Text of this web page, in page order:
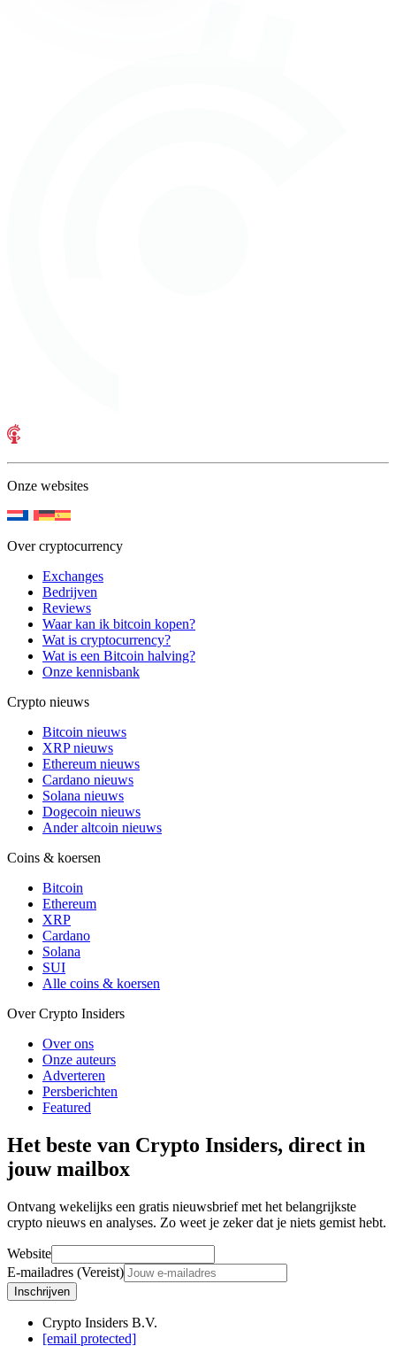
Onze websites
Over cryptocurrency
Exchanges
Bedrijven
Reviews
Waar kan ik bitcoin kopen?
Wat is cryptocurrency?
Wat is een Bitcoin halving?
Onze kennisbank
Crypto nieuws
Bitcoin nieuws
XRP nieuws
Ethereum nieuws
Cardano nieuws
Solana nieuws
Dogecoin nieuws
Ander altcoin nieuws
Coins & koersen
Bitcoin
Ethereum
XRP
Cardano
Solana
SUI
Alle coins & koersen
Over Crypto Insiders
Over ons
Onze auteurs
Adverteren
Persberichten
Featured
Het beste van Crypto Insiders, direct in
jouw mailbox
Ontvang wekelijks een gratis nieuwsbrief met het belangrijkste
crypto nieuws en analyses. Zo weet je zeker dat je niets gemist hebt.
Website
E-mailadres (Vereist)
Inschrijven
Crypto Insiders B.V.
[email protected]